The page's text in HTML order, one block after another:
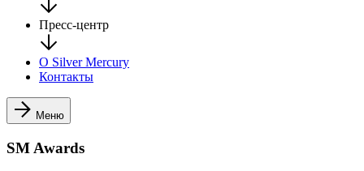
Пресс-центр
О Silver Mercury
Контакты
Меню
SM Awards